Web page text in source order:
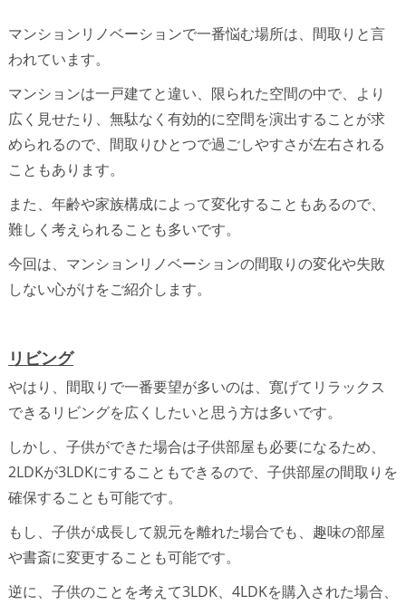
マンションリノベーションで一番悩む場所は、間取りと言
われています。
マンションは一戸建てと違い、限られた空間の中で、より
広く見せたり、無駄なく有効的に空間を演出することが求
められるので、間取りひとつで過ごしやすさが左右される
こともあります。
また、年齢や家族構成によって変化することもあるので、
難しく考えられることも多いです。
今回は、マンションリノベーションの間取りの変化や失敗
しない心がけをご紹介します。
リビング
やはり、間取りで一番要望が多いのは、寛げてリラックス
できるリビングを広くしたいと思う方は多いです。
しかし、子供ができた場合は子供部屋も必要になるため、
2LDKが3LDKにすることもできるので、子供部屋の間取りを
確保することも可能です。
もし、子供が成長して親元を離れた場合でも、趣味の部屋
や書斎に変更することも可能です。
逆に、子供のことを考えて3LDK、4LDKを購入された場合、